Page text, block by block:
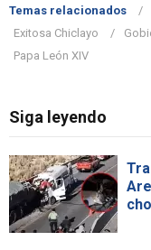
Temas relacionados
Exitosa Chiclayo
Papa León XIV
Siga leyendo